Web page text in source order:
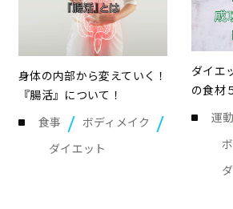
身体の内部から変えていく！
『腸活』について！
食事
ボディメイク
ダイエット
ダイエ
の食材
運動